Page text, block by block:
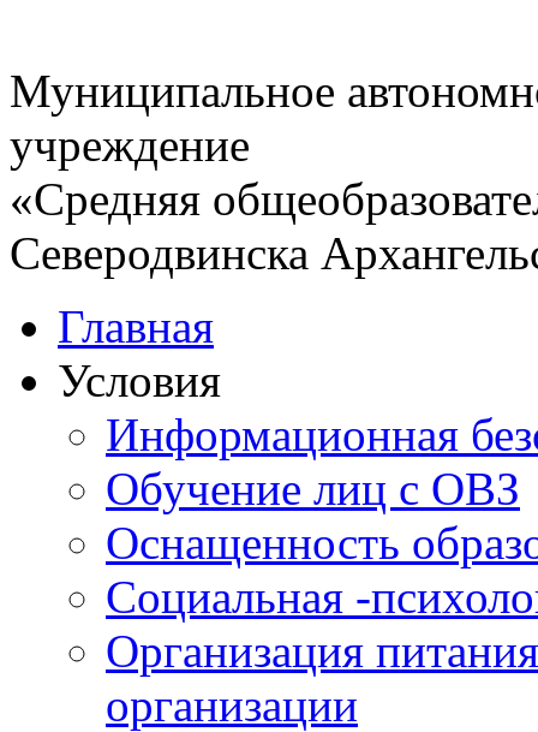
Муниципальное
учреждение
«Средняя
Северодвинска
Главная
Условия
Информационная
Обучение лиц с ОВЗ
Оснащенность
Социальная -
Организация
организации